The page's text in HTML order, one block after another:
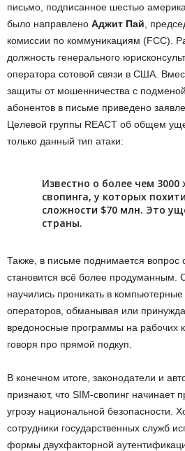
письмо, подписанное шестью
было направлено Аджит Пай ,
комиссии по коммуникациям (FCC).
должность генерального
оператора сотовой связи в США.
защиты от мошенничества с
абонентов в письме приведено
Целевой группы REACT об общем
только данный тип атаки:
Известно о более чем 3000
свопинга, у которых
сложности $70 млн. Это
страны.
Также, в письме поднимается вопрос
становится всё более продуманным.
научились проникать в
операторов, обманывая или
вредоносные программы на рабочих
говоря про прямой подкуп.
В конечном итоге, законодатели и
признают, что SIM-свопинг начинает
угрозу национальной безопасности.
сотрудники государственных служб
формы двухфакторной